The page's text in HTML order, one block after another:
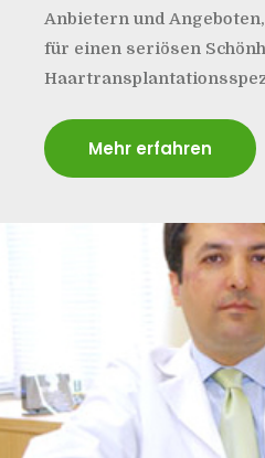
Anbietern und
für einen seriösen
Mehr erfahren